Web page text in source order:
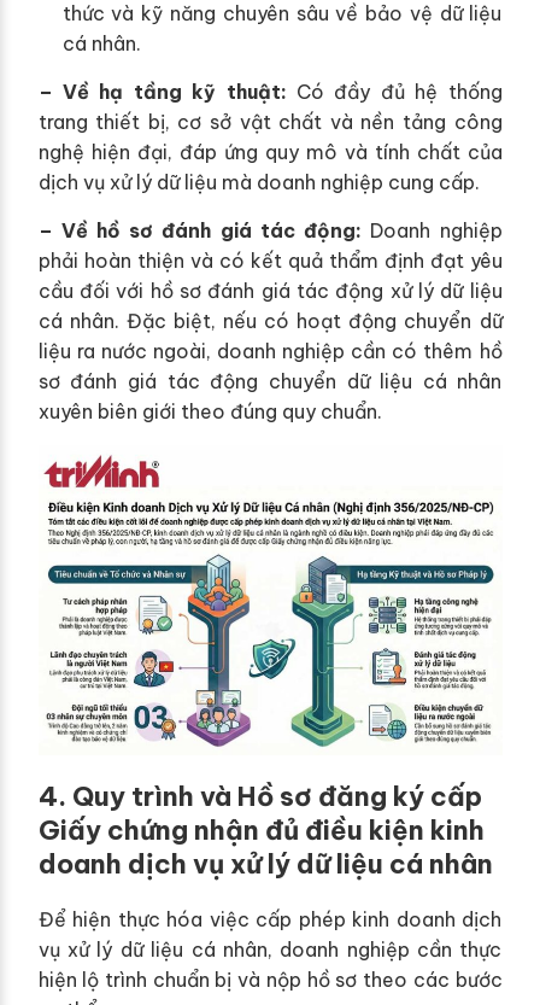
thức và kỹ năng chuyên sâu về bảo vệ dữ liệu
cá nhân.
– Về hạ tầng kỹ thuật: Có đầy đủ hệ thống
trang thiết bị, cơ sở vật chất và nền tảng công
nghệ hiện đại, đáp ứng quy mô và tính chất của
dịch vụ xử lý dữ liệu mà doanh nghiệp cung cấp.
– Về hồ sơ đánh giá tác động: Doanh nghiệp
phải hoàn thiện và có kết quả thẩm định đạt yêu
cầu đối với hồ sơ đánh giá tác động xử lý dữ liệu
cá nhân. Đặc biệt, nếu có hoạt động chuyển dữ
liệu ra nước ngoài, doanh nghiệp cần có thêm hồ
sơ đánh giá tác động chuyển dữ liệu cá nhân
xuyên biên giới theo đúng quy chuẩn.
4. Quy trình và Hồ sơ đăng ký cấp
Giấy chứng nhận đủ điều kiện kinh
doanh dịch vụ xử lý dữ liệu cá nhân
Để hiện thực hóa việc cấp phép kinh doanh dịch
vụ xử lý dữ liệu cá nhân, doanh nghiệp cần thực
hiện lộ trình chuẩn bị và nộp hồ sơ theo các bước